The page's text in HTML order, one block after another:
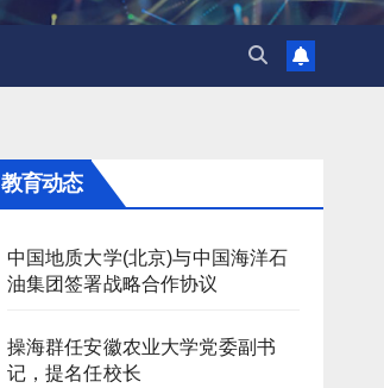
教育动态
中国地质大学(北京)与中国海洋石
油集团签署战略合作协议
操海群任安徽农业大学党委副书
记，提名任校长